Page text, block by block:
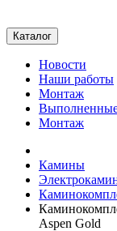
Каталог
Новости
Наши работы
Монтаж
Монтаж
Камины
Aspen Gold